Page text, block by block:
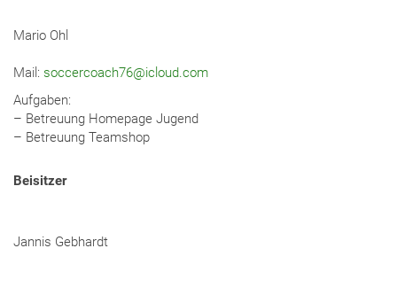
Mario Ohl
Mail: soccercoach76@icloud.com
Aufgaben:
– Betreuung Homepage Jugend
– Betreuung Teamshop
Beisitzer
Jannis Gebhardt